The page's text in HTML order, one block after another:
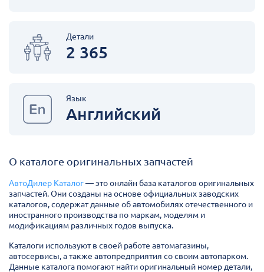
Детали
2 365
Язык
Английский
О каталоге оригинальных запчастей
АвтоДилер Каталог— это онлайн база каталогов оригинальных
запчастей. Они созданы на основе официальных заводских
каталогов, содержат данные об автомобилях отечественного и
иностранного производства по маркам, моделям и
модификациям различных годов выпуска.
Каталоги используют в своей работе автомагазины,
автосервисы, а также автопредприятия со своим автопарком.
Данные каталога помогают найти оригинальный номер детали,